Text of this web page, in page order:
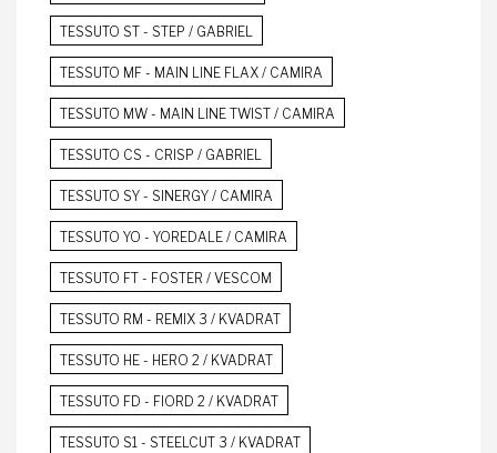
TESSUTO ST - STEP / GABRIEL
TESSUTO MF - MAIN LINE FLAX / CAMIRA
TESSUTO MW - MAIN LINE TWIST / CAMIRA
TESSUTO CS - CRISP / GABRIEL
TESSUTO SY - SINERGY / CAMIRA
TESSUTO YO - YOREDALE / CAMIRA
TESSUTO FT - FOSTER / VESCOM
TESSUTO RM - REMIX 3 / KVADRAT
TESSUTO HE - HERO 2 / KVADRAT
TESSUTO FD - FIORD 2 / KVADRAT
TESSUTO S1 - STEELCUT 3 / KVADRAT